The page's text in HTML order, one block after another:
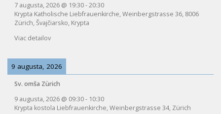
7 augusta, 2026 @ 19:30-20:30
Krypta Katholische Liebfrauenkirche, Weinbergstrasse 36, 8006
Zürich, Švajčiarsko, Krypta
Viac detailov
9 augusta, 2026
Sv. omša Zürich
9 augusta, 2026 @ 09:30- 10:30
Krypta kostola Liebfrauenkirche, Weinbergstrasse 34, Zürich